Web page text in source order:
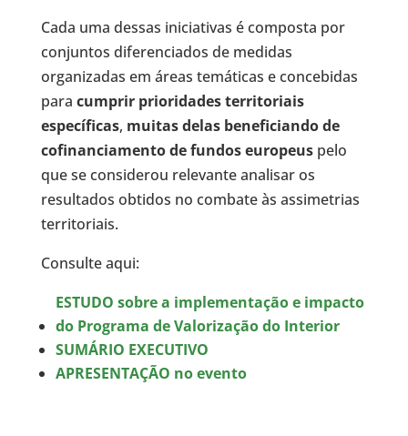
Cada uma dessas iniciativas é composta por
conjuntos diferenciados de medidas
organizadas em áreas temáticas e concebidas
para cumprir prioridades territoriais
específicas, muitas delas beneficiando de
cofinanciamento de fundos europeuspelo
que se considerou relevante analisar os
resultados obtidos no combate às assimetrias
territoriais.
Consulte aqui:
ESTUDO sobre a implementação e impacto
do Programa de Valorização do Interior
SUMÁRIO EXECUTIVO
APRESENTAÇÃO no evento